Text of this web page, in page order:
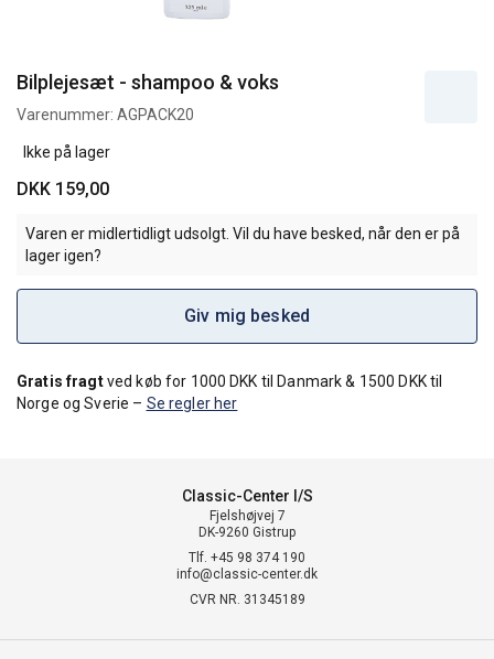
Bilplejesæt - shampoo & voks
Varenummer: AGPACK20
Ikke på lager
DKK 159,00
Varen er midlertidligt udsolgt. Vil du have besked, når den er på
lager igen?
Giv mig besked
Gratis fragtved køb for 1000 DKK til Danmark & 1500 DKK til
Norge og Sverie – Se regler her
Classic-Center I/S
Fjelshøjvej 7
DK-9260 Gistrup
Tlf. +45 98 374 190
info@classic-center.dk
CVR NR. 31345189